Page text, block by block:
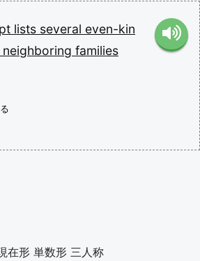
lists several even-kin
neighboring families
在形 単数形 三人称